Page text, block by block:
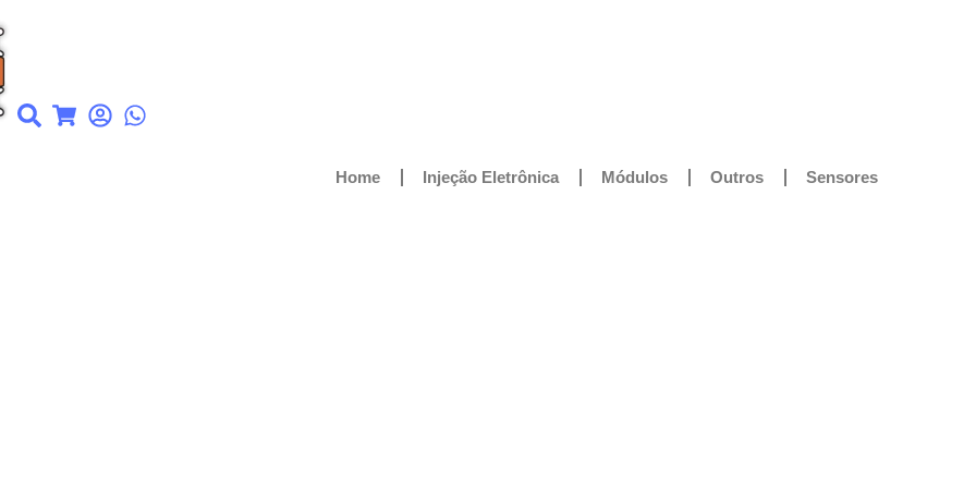
Home Injeção Eletrônica Módulos Outros Sensores